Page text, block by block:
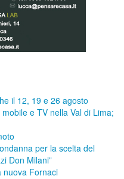
il 12, 19 e 26 agosto
e TV nella Val di Lima;
per la scelta del
Don Milani”
nuova Fornaci